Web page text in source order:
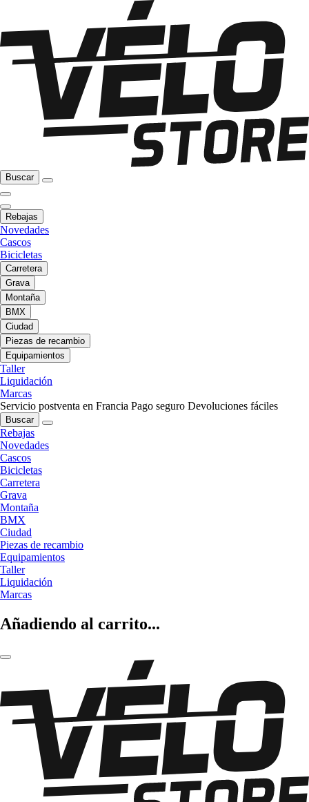
Buscar
Rebajas
Novedades
Cascos
Bicicletas
Carretera
Grava
Montaña
BMX
Ciudad
Piezas de recambio
Equipamientos
Taller
Liquidación
Marcas
Servicio postventa en Francia Pago seguro Devoluciones fáciles
Buscar
Rebajas
Novedades
Cascos
Bicicletas
Carretera
Grava
Montaña
BMX
Ciudad
Piezas de recambio
Equipamientos
Taller
Liquidación
Marcas
Añadiendo al carrito...